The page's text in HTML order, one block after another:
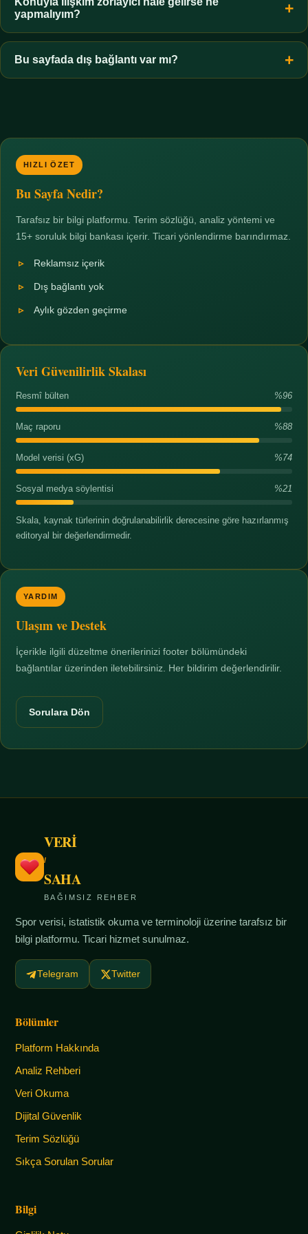
zorunluluktur.
yapmalıyım?
Zaman sınırı koyun, harcadığınız süreyi ölçün ve gerekirse
profesyonel destek alın. Türkiye'de ücretsiz danışma hatları
mevcuttur; yardım istemek güçlü bir adımdır.
Bu sayfada dış bağlantı var mı?
HIZLI ÖZET
Bu Sayfa Nedir?
Tarafsız bir bilgi platformu. Terim sözlüğü, analiz yöntemi ve
15+ soruluk bilgi bankası içerir. Ticari yönlendirme barındırmaz.
Reklamsız içerik
Dış bağlantı yok
Aylık gözden geçirme
Veri Güvenilirlik Skalası
Resmî bülten %96
Maç raporu %88
Model verisi (xG) %74
Sosyal medya söylentisi %21
Skala, kaynak türlerinin doğrulanabilirlik derecesine göre hazırlanmış
editoryal bir değerlendirmedir.
YARDIM
Ulaşım ve Destek
İçerikle ilgili düzeltme önerilerinizi footer bölümündeki
bağlantılar üzerinden iletebilirsiniz. Her bildirim değerlendirilir.
Sorulara Dön
VERİ
/
SAHA
BAĞIMSIZ REHBER
Spor verisi, istatistik okuma ve terminoloji üzerine tarafsız bir
bilgi platformu. Ticari hizmet sunulmaz.
Telegram Twitter
Bölümler
Platform Hakkında
Analiz Rehberi
Veri Okuma
Dijital Güvenlik
Terim Sözlüğü
Sıkça Sorulan Sorular
Bilgi